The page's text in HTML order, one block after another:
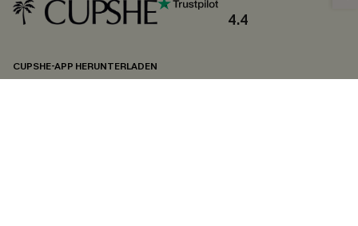
4.4
CUPSHE-APP HERUNTERLADEN